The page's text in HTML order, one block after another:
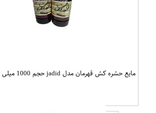
مایع حشره کش قهرمان مدل jadid حجم 1000 میلی لیتر بسته 2 عددی